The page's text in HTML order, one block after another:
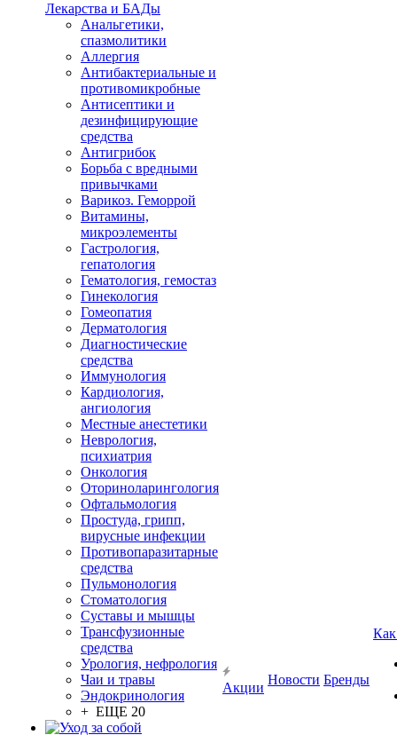
Лекарства и БАДы
Анальгетики,
спазмолитики
Аллергия
Антибактериальные и
противомикробные
Антисептики и
дезинфицирующие
средства
Антигрибок
Борьба с вредными
привычками
Варикоз. Геморрой
Витамины,
микроэлементы
Гастрология,
гепатология
Гематология, гемостаз
Гинекология
Гомеопатия
Дерматология
Диагностические
средства
Иммунология
Кардиология,
ангиология
Местные анестетики
Неврология,
психиатрия
Онкология
Оториноларингология
Офтальмология
Простуда, грипп,
вирусные инфекции
Противопаразитарные
средства
Пульмонология
Стоматология
Суставы и мышцы
Трансфузионные
средства
Урология, нефрология
Чаи и травы
Эндокринология
+ ЕЩЕ 20
Акции
Новости Бренды